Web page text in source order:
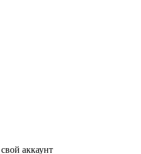
аккаунт